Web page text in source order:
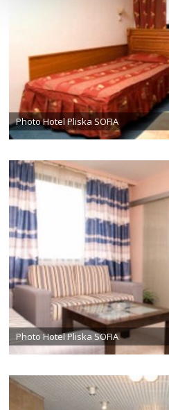
Photo Hotel Pliska SOFIA
Photo Hotel Pliska SOFIA